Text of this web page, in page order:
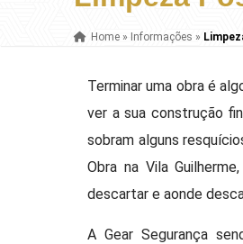
Home » Informações »
Terminar uma obra é
ver a sua construção
sobram alguns
Obra na Vila
descartar e aonde
A Gear Segurança